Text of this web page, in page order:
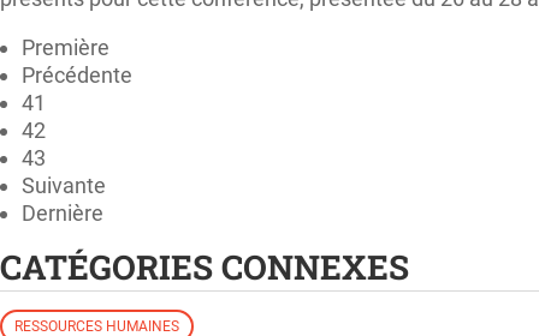
Première
Précédente
41
42
43
Suivante
Dernière
CATÉGORIES CONNEXES
RESSOURCES HUMAINES